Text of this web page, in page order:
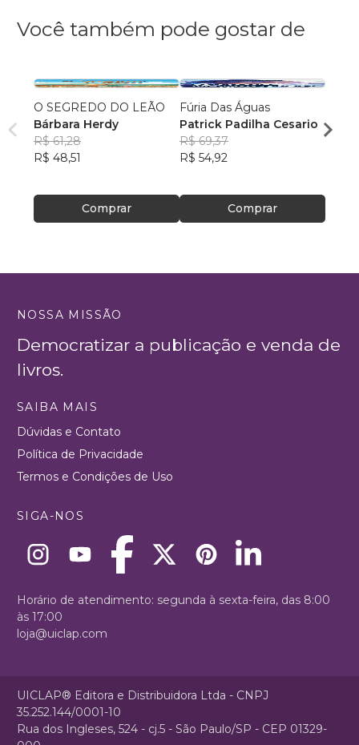
Você também pode gostar de
O SEGREDO DO LEÃO
Bárbara Herdy
R$ 61,28
R$ 48,51
Comprar
Fúria Das Águas
Patrick Padilha Cesario
R$ 69,37
R$ 54,92
Comprar
R$
NOSSA MISSÃO
Democratizar a publicação e venda de
livros.
SAIBA MAIS
Dúvidas e Contato
Política de Privacidade
Termos e Condições de Uso
SIGA-NOS
Horário de atendimento: segunda à sexta-feira, das 8:00
às 17:00
loja@uiclap.com
UICLAP® Editora e Distribuidora Ltda - CNPJ
35.252.144/0001-10
Rua dos Ingleses, 524 - cj.5 - São Paulo/SP - CEP 01329-